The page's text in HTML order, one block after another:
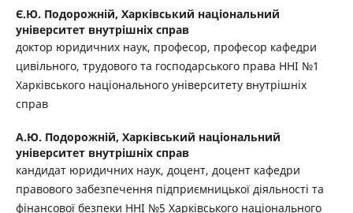
Є.Ю. Подорожній, Харківський національний
університет внутрішніх справ
доктор юридичних наук, професор, професор кафедри
цивільного, трудового та господарського права ННІ №1
Харківського національного університету внутрішніх
справ
А.Ю. Подорожній, Харківський національний
університет внутрішніх справ
кандидат юридичних наук, доцент, доцент кафедри
правового забезпечення підприємницької діяльності та
фінансової безпеки ННІ №5 Харківського національного